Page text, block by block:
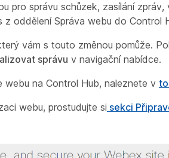
pro správu schůzek, zasílání
oddělení Správa webu do Control
vám s touto změnou pomůže.
správu v navigační nabídce.
webu na Control Hub, naleznete v
webu, prostudujte si sekci